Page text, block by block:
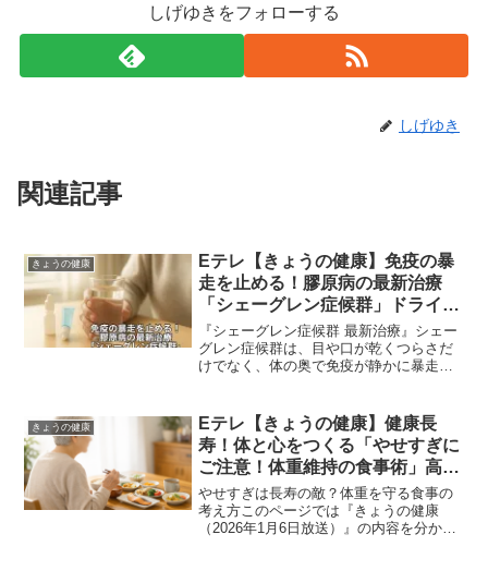
しげゆきをフォローする
しげゆき
関連記事
きょうの健康
Eテレ【きょうの健康】免疫の暴
走を止める！膠原病の最新治療
「シェーグレン症候群」ドライア
イ・ドライマウスが悪化する理由
と『腺外症状』『自己抗体』最新
知見まとめ｜2025年12月10日
『シェーグレン症候群 最新治療』シェー
グレン症候群は、目や口が乾くつらさだ
けでなく、体の奥で免疫が静かに暴走
が多い一方で、症状の背景には『自己免
疫疾患』『膠原病』として...
きょうの健康
Eテレ【きょうの健康】健康長
寿！体と心をつくる「やせすぎに
ご注意！体重維持の食事術」高齢
者のやせすぎが生存率を下げる理
由と低栄養を防ぐ食事法｜2026
年1月6日
やせすぎは長寿の敵？体重を守る食事の
考え方このページでは『きょうの健康
（2026年1月6日放送）』の内容を分かり